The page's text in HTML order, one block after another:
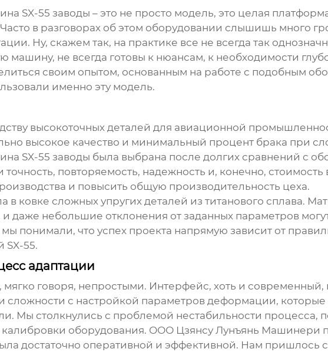
SX-55 заводы – это не просто модель, это целая
Часто в разговорах об этом оборудовании слышишь много
Ну, скажем так, на практике все не всегда так
не всегда готовы к нюансам, к необходимости
своим опытом, основанным на работе с подобным
именно эту модель.
высокоточных деталей для авиационной
высокое качество и минимальный процент брака при
SX-55 заводы была выбрана после долгих сравнений с
повторяемость, надежность и, конечно,
и повысить общую производительность цеха.
в ковке сложных упругих деталей из титанового сплава.
даже небольшие отклонения от заданных параметров
понимали, что успех проекта напрямую зависит от
SX-55.
адаптации
говоря, непростыми. Интерфейс, хоть и современный,
сложности с настройкой параметров деформации,
Мы столкнулись с проблемой нестабильности
оборудования. ООО Цзянсу Лунъянь Машинери
достаточно оперативной и эффективной. Нам пришлось